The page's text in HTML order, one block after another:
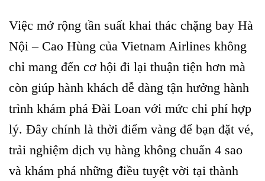
Việc mở rộng tần suất khai thác chặng bay Hà
Nội – Cao Hùng của Vietnam Airlines không
chỉ mang đến cơ hội đi lại thuận tiện hơn mà
còn giúp hành khách dễ dàng tận hưởng hành
trình khám phá Đài Loan với mức chi phí hợp
lý. Đây chính là thời điểm vàng để bạn đặt vé,
trải nghiệm dịch vụ hàng không chuẩn 4 sao
và khám phá những điều tuyệt vời tại thành